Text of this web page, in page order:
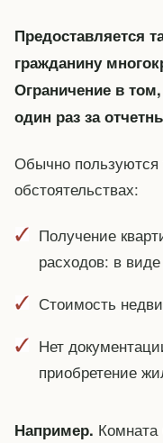
Предоставляется
гражданину
Ограничение в
один раз за
Обычно пользуются
обстоятельствах:
Получение
расходов: в
Стоимость
Нет
приобретение
Например. Комната